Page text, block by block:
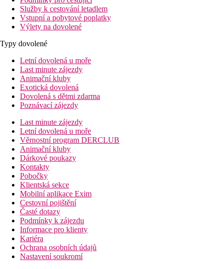
Služby k cestování letadlem
Vstupní a pobytové poplatky
Výlety na dovolené
Typy dovolené
Letní dovolená u moře
Last minute zájezdy
Animační kluby
Exotická dovolená
Dovolená s dětmi zdarma
Poznávací zájezdy
Last minute zájezdy
Letní dovolená u moře
Věrnostní program DERCLUB
Animační kluby
Dárkové poukazy
Kontakty
Pobočky
Klientská sekce
Mobilní aplikace Exim
Cestovní pojištění
Časté dotazy
Podmínky k zájezdu
Informace pro klienty
Kariéra
Ochrana osobních údajů
Nastavení soukromí